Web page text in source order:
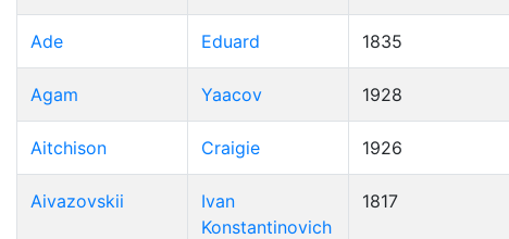
Ade Eduard 1835
Agam Yaacov 1928
Aitchison Craigie 1926
Aivazovskii
Ivan
Konstantinovich
1817